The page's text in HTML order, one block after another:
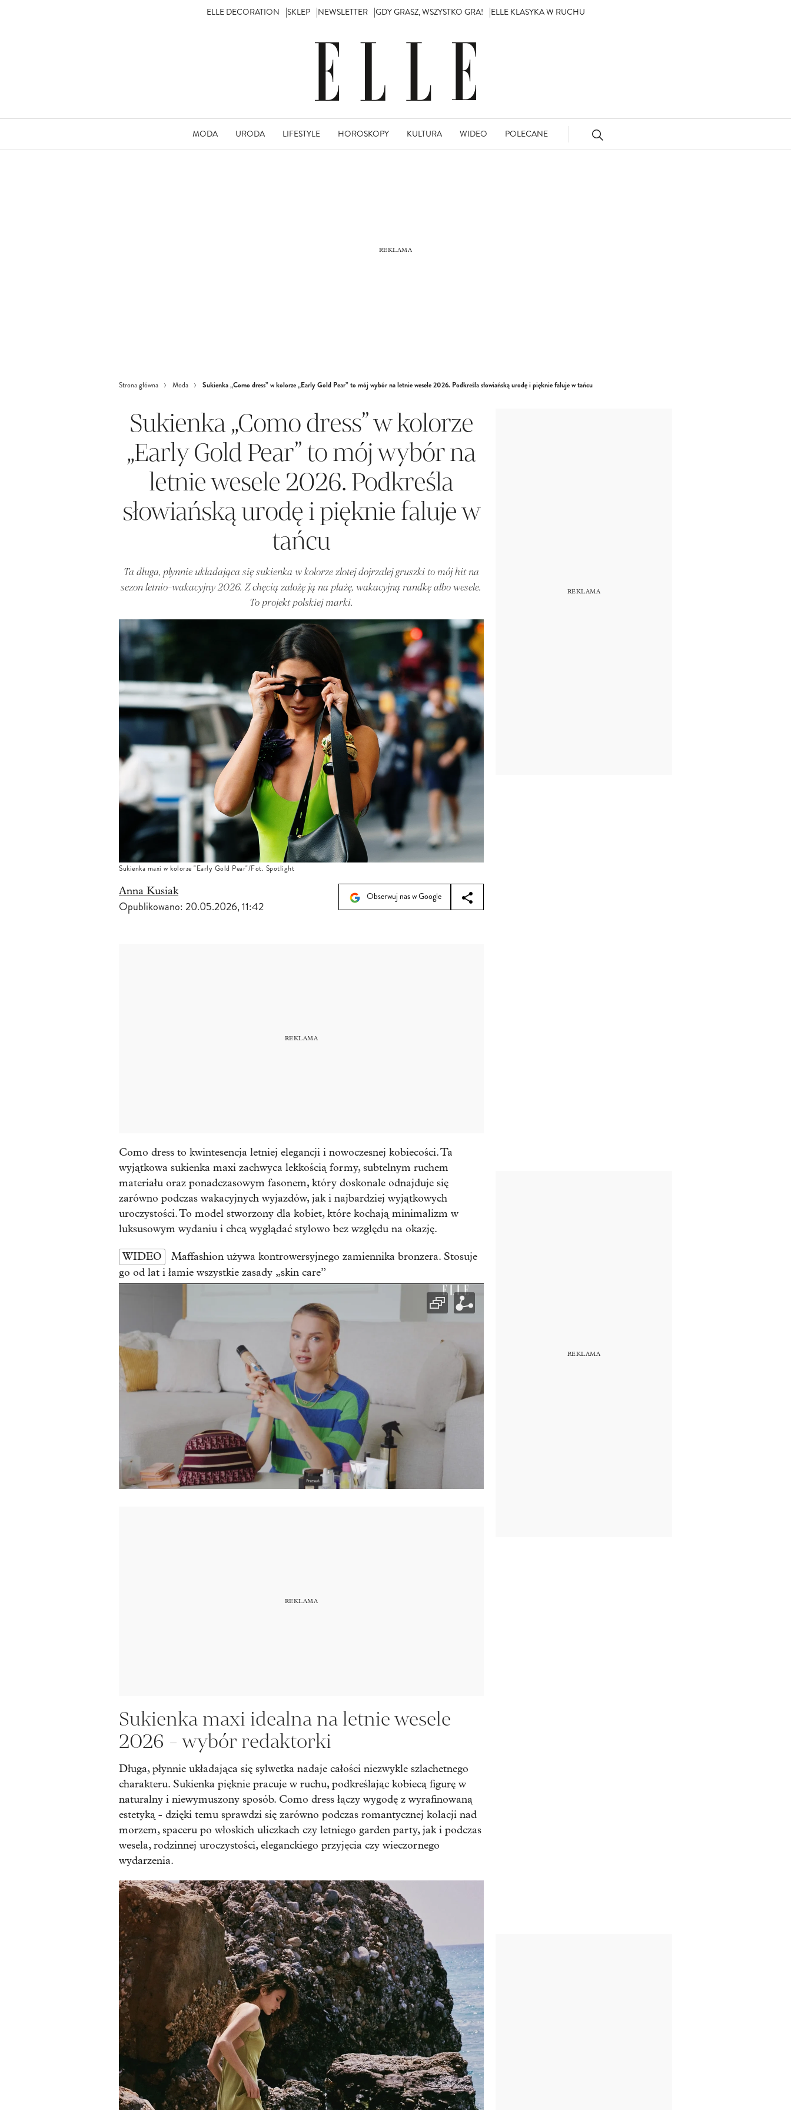
ELLE DECORATION SKLEP NEWSLETTER GDY GRASZ, WSZYSTKO GRA! ELLE KLASYKA W RUCHU
MODA URODA LIFESTYLE HOROSKOPY KULTURA WIDEO POLECANE
Strona główna Moda Sukienka „Como dress” w kolorze „Early Gold Pear” to mój wybór na letnie wesele 2026. Podkreśla słowiańską urodę i pięknie faluje w tańcu
Sukienka „Como dress” w kolorze
„Early Gold Pear” to mój wybór na
letnie wesele 2026. Podkreśla
słowiańską urodę i pięknie faluje w
tańcu
Ta długa, płynnie układająca się sukienka w kolorze złotej dojrzałej gruszki to mój hit na
sezon letnio-wakacyjny 2026. Z chęcią założę ją na plażę, wakacyjną randkę albo wesele.
To projekt polskiej marki.
Sukienka maxi w kolorze "Early Gold Pear"/Fot. Spotlight
Anna Kusiak
Opublikowano:20.05.2026, 11:42
Obserwuj nas w Google
Como dress to kwintesencja letniej elegancji i nowoczesnej kobiecości. Ta
wyjątkowa sukienka maxi zachwyca lekkością formy, subtelnym ruchem
materiału oraz ponadczasowym fasonem, który doskonale odnajduje się
zarówno podczas wakacyjnych wyjazdów, jak i najbardziej wyjątkowych
uroczystości. To model stworzony dla kobiet, które kochają minimalizm w
luksusowym wydaniu i chcą wyglądać stylowo bez względu na okazję.
WIDEO
Maffashion używa kontrowersyjnego zamiennika bronzera. Stosuje
go od lat i łamie wszystkie zasady „skin care”
Sukienka maxi idealna na letnie wesele
2026 - wybór redaktorki
Długa, płynnie układająca się sylwetka nadaje całości niezwykle szlachetnego
charakteru. Sukienka pięknie pracuje w ruchu, podkreślając kobiecą figurę w
naturalny i niewymuszony sposób. Como dress łączy wygodę z wyrafinowaną
estetyką - dzięki temu sprawdzi się zarówno podczas romantycznej kolacji nad
morzem, spaceru po włoskich uliczkach czy letniego garden party, jak i podczas
wesela, rodzinnej uroczystości, eleganckiego przyjęcia czy wieczornego
wydarzenia.